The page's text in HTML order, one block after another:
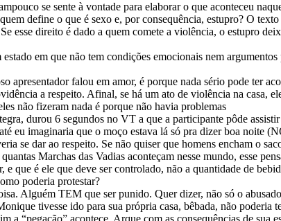
se sente à vontade para elaborar o que aconteceu
define o que é sexo e, por consequência, estupro? O
esse direito é dado a quem comete a violência, o estupro
em que não tem condições emocionais nem
apresentador falou em amor, é porque nada sério pode ter
a respeito. Afinal, se há um ato de violência na casa,
não fizeram nada é porque não havia problemas
durou 6 segundos no VT a que a participante pôde
eu imaginaria que o moço estava lá só pra dizer boa noite
se dar ao respeito. Se não quiser que homens encham o
Marchas das Vadias aconteçam nesse mundo, esse
e que é ele que deve ser controlado, não a quantidade de
poderia protestar?
Alguém TEM que ser punido. Quer dizer, não só o
tivesse ido para sua própria casa, bêbada, não